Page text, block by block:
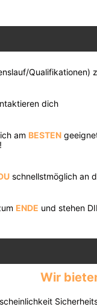
Qualifikationen)
dich
am BESTEN
schnellstmöglich an
ENDE und stehen
Wir